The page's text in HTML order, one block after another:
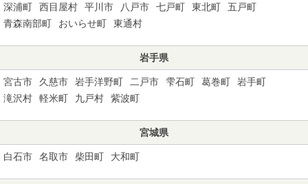
深浦町 西目屋村 平川市 八戸市 七戸町 東北町
五戸町
青森南部町
おいらせ町 東通村
岩手県
宮古市 久慈市 岩手洋野町 二戸市 雫石町 葛巻町
岩手町
滝沢村
軽米町 九戸村 紫波町
宮城県
白石市 名取市 柴田町 大和町